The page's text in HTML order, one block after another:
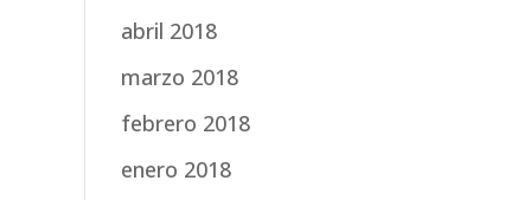
abril 2018
marzo 2018
febrero 2018
enero 2018